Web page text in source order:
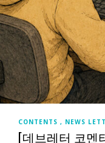
CONTENTS NEWS
[데브레터 코멘